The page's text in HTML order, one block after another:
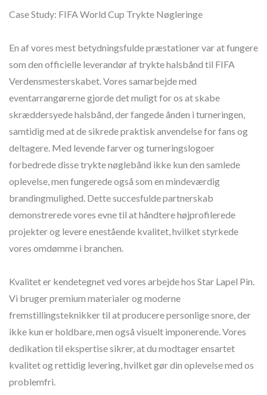
Case Study: FIFA World Cup Trykte Nøgleringe
En af vores mest betydningsfulde præstationer var at fungere
som den officielle leverandør af trykte halsbånd til FIFA
Verdensmesterskabet. Vores samarbejde med
eventarrangørerne gjorde det muligt for os at skabe
skræddersyede halsbånd, der fangede ånden i turneringen,
samtidig med at de sikrede praktisk anvendelse for fans og
deltagere. Med levende farver og turneringslogoer
forbedrede disse trykte nøglebånd ikke kun den samlede
oplevelse, men fungerede også som en mindeværdig
brandingmulighed. Dette succesfulde partnerskab
demonstrerede vores evne til at håndtere højprofilerede
projekter og levere enestående kvalitet, hvilket styrkede
vores omdømme i branchen.
Kvalitet er kendetegnet ved vores arbejde hos Star Lapel Pin.
Vi bruger premium materialer og moderne
fremstillingsteknikker til at producere personlige snore, der
ikke kun er holdbare, men også visuelt imponerende. Vores
dedikation til ekspertise sikrer, at du modtager ensartet
kvalitet og rettidig levering, hvilket gør din oplevelse med os
problemfri.